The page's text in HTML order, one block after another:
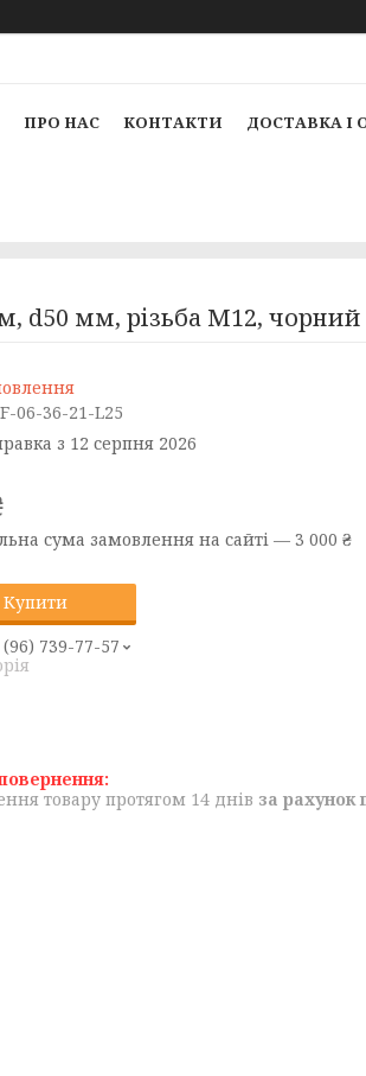
ПРО НАС КОНТАКТИ ДОСТАВКА І
d50 мм, різьбa М12, чорний
06-36-21-L25
з 12 серпня 2026
сума замовлення на сайті — 3 000 ₴
Купити
(96) 739-77-57
товару протягом 14 днів за рахунок